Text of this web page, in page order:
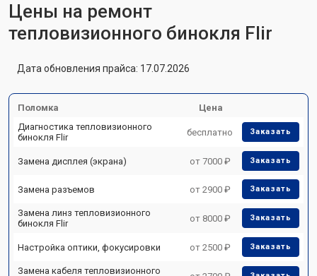
Цены на ремонт
тепловизионного бинокля Flir
Дата обновления прайса: 17.07.2026
Поломка
Цена
Диагностика тепловизионного
бинокля Flir
бесплатно Заказать
Замена дисплея (экрана) от 7000 ₽ Заказать
Замена разъемов от 2900 ₽ Заказать
Замена линз тепловизионного
бинокля Flir
от 8000 ₽ Заказать
Настройка оптики, фокусировки от 2500 ₽ Заказать
Замена кабеля тепловизионного